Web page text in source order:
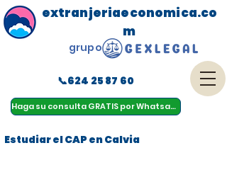
Haga su consulta GRATIS por Whatsapp
menu
extranjeriaeconomica.co
m
📞624 25 87 60
grupo
Estudiar el CAP en Calvia